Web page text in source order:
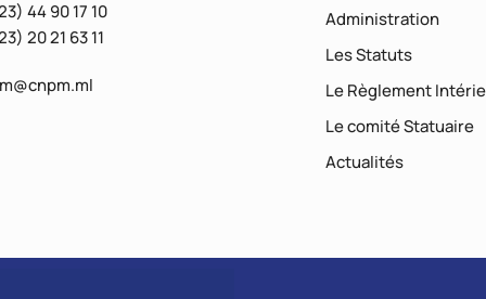
44 90 17 10
20 21 63 11
Administration
Les Statuts
Le Règlement
Le comité Statuaire
Actualités